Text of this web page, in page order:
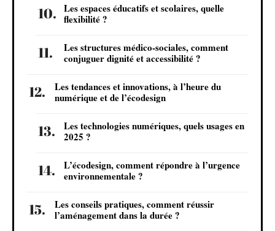
Les espaces éducatifs et scolaires, quelle
flexibilité ?
Les structures médico-sociales, comment
conjuguer dignité et accessibilité ?
Les tendances et innovations, à l’heure du
numérique et de l’écodesign
Les technologies numériques, quels usages en
2025 ?
L’écodesign, comment répondre à l’urgence
environnementale ?
Les conseils pratiques, comment réussir
l’aménagement dans la durée ?